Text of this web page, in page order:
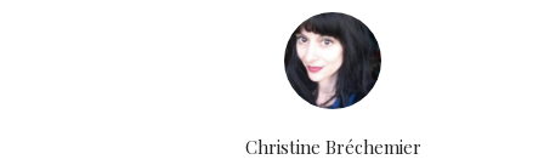
Christine Bréchemier